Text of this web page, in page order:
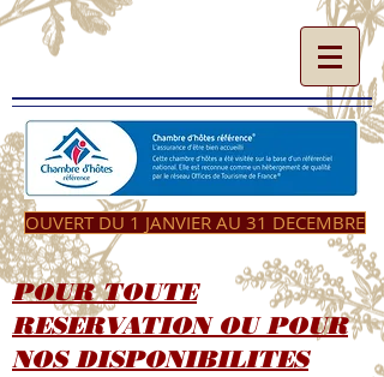
OUVERT DU 1 JANVIER AU 31 DECEMBRE
POUR TOUTE
RESERVATION OU POUR
NOS DISPONIBILITES